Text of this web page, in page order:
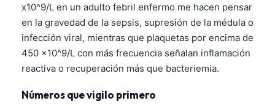
x10^9/L en un adulto febril enfermo me hacen pensar
en la gravedad de la sepsis, supresión de la médula o
infección viral, mientras que plaquetas por encima de
450 x10^9/L con más frecuencia señalan inflamación
reactiva o recuperación más que bacteriemia.
Números que vigilo primero
Ślōnskŏ gŏdka